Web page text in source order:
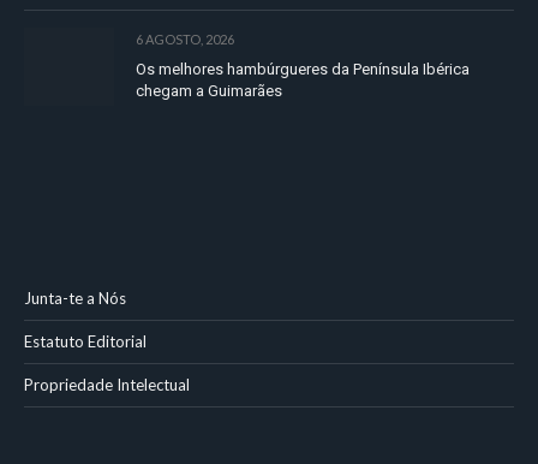
6 AGOSTO, 2026
Os melhores hambúrgueres da Península Ibérica
chegam a Guimarães
Junta-te a Nós
Estatuto Editorial
Propriedade Intelectual